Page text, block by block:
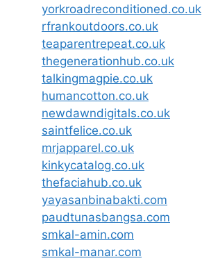
yorkroadreconditioned.co.uk
rfrankoutdoors.co.uk
teaparentrepeat.co.uk
thegenerationhub.co.uk
talkingmagpie.co.uk
humancotton.co.uk
newdawndigitals.co.uk
saintfelice.co.uk
mrjapparel.co.uk
kinkycatalog.co.uk
thefaciahub.co.uk
yayasanbinabakti.com
paudtunasbangsa.com
smkal-amin.com
smkal-manar.com